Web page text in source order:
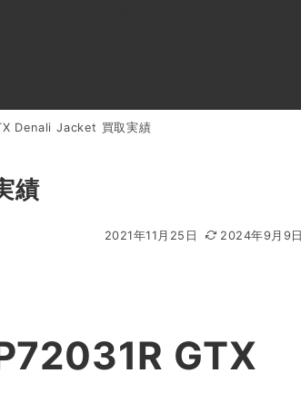
Denali Jacket 買取実績
績
2021年11月25日 2024年9月9日
GTX